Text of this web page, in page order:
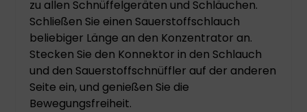
zu allen Schnüffelgeräten und Schläuchen.
Schließen Sie einen Sauerstoffschlauch
beliebiger Länge an den Konzentrator an.
Stecken Sie den Konnektor in den Schlauch
und den Sauerstoffschnüffler auf der anderen
Seite ein, und genießen Sie die
Bewegungsfreiheit.